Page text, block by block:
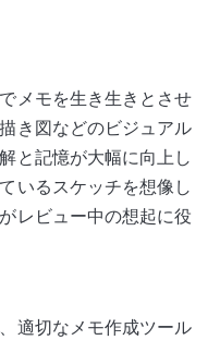
メモを生き生きとさせ
き図などのビジュアル
と記憶が大幅に向上し
いるスケッチを想像し
レビュー中の想起に役
適切なメモ作成ツール